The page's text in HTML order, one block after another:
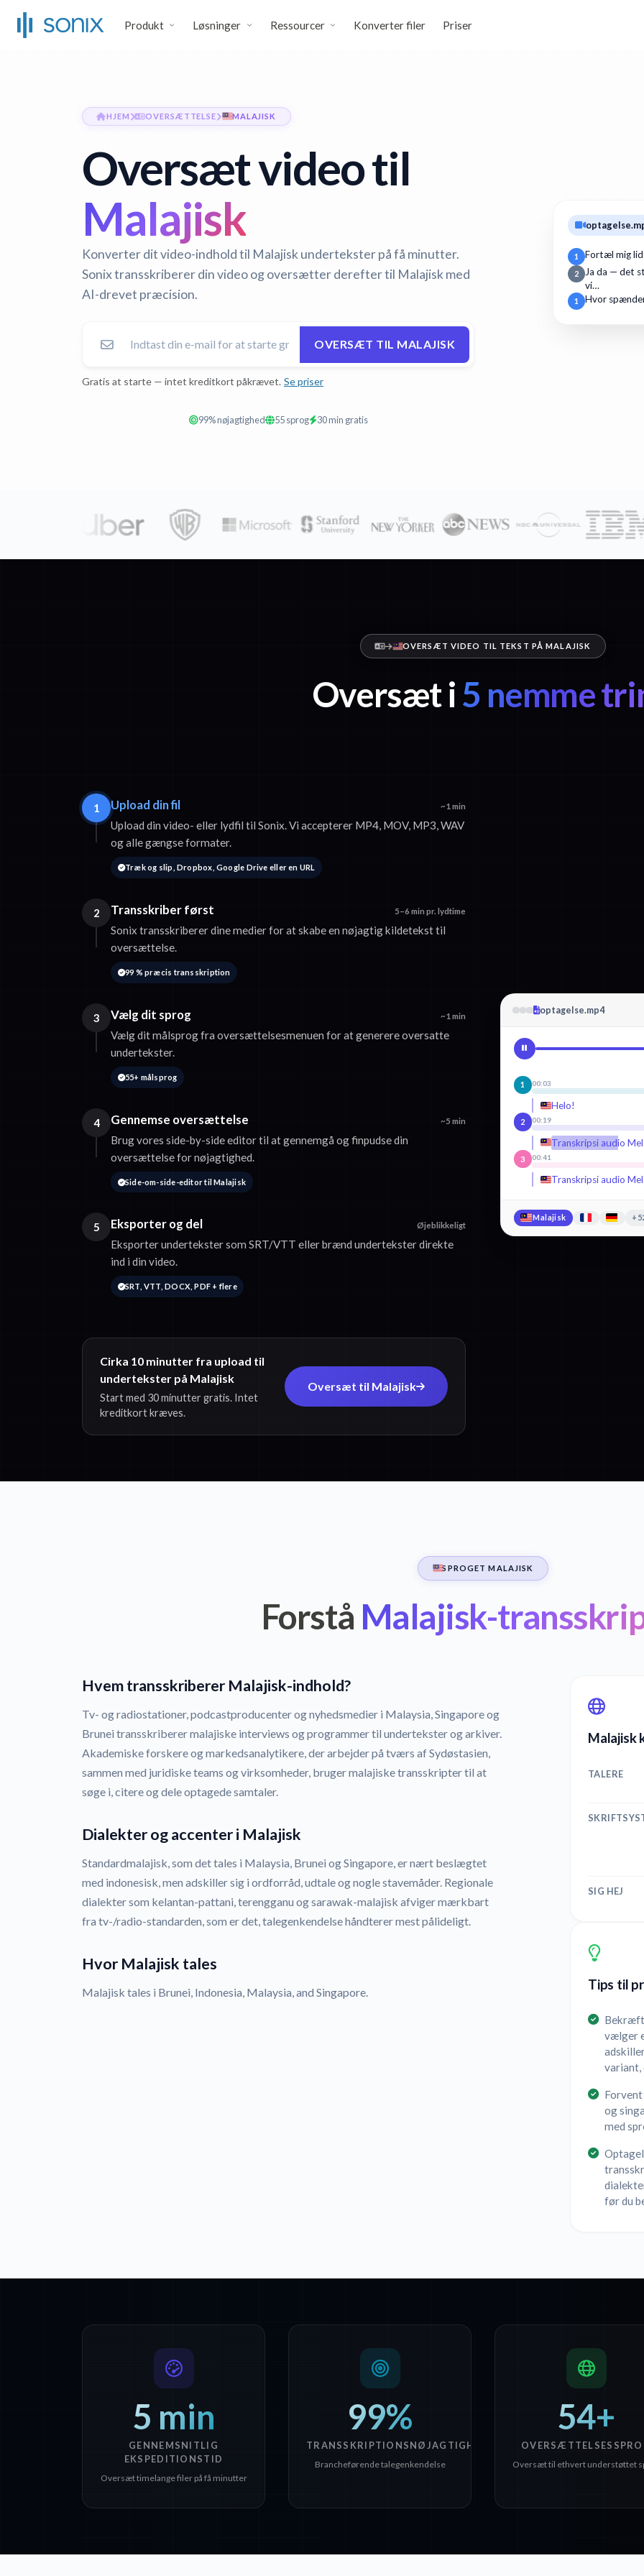
Produkt Løsninger Ressourcer Konverter filer Priser
HJEM OVERSÆTTELSE MALAJISK
Oversæt video til
Malajisk
Konverter dit video-indhold til Malajisk undertekster på få minutter.
Sonix transskriberer din video og oversætter derefter til Malajisk med
AI-drevet præcision.
OVERSÆT TIL MALAJISK
Gratis at starte — intet kreditkort påkrævet. Se priser
99% nøjagtighed 55 sprog 30 min gratis
1 Fortæl mig
2
Ja da — det
vi…
1 Hvor
OVERSÆT VIDEO TIL TEKST PÅ MALAJISK
Oversæt i5 nemme
1 Upload din fil ~1 min
Upload din video- eller lydfil til Sonix. Vi accepterer MP4, MOV, MP3, WAV
og alle gængse formater.
Træk og slip, Dropbox, Google Drive eller en URL
2 Transskriber først 5–6 min pr. lydtime
Sonix transskriberer dine medier for at skabe en nøjagtig kildetekst til
oversættelse.
99 % præcis transskription
3 Vælg dit sprog ~1 min
Vælg dit målsprog fra oversættelsesmenuen for at generere oversatte
undertekster.
55+ målsprog
4 Gennemse oversættelse ~5 min
Brug vores side-by-side editor til at gennemgå og finpudse din
oversættelse for nøjagtighed.
Side-om-side-editor til Malajisk
5 Eksporter og del Øjeblikkeligt
Eksporter undertekster som SRT/VTT eller brænd undertekster direkte
ind i din video.
SRT, VTT, DOCX, PDF + flere
Cirka 10 minutter fra upload til
undertekster på Malajisk
Start med 30 minutter gratis. Intet
kreditkort kræves.
Oversæt til Malajisk
optagelse.mp4
1 00:03
Helo!
2 00:19
Transkripsi audio
3 00:41
Transkripsi audio
Malajisk
SPROGET MALAJISK
Forstå Malajisk-
Hvem transskriberer Malajisk-indhold?
Tv- og radiostationer, podcastproducenter og nyhedsmedier i Malaysia, Singapore og
Brunei transskriberer malajiske interviews og programmer til undertekster og arkiver.
Akademiske forskere og markedsanalytikere, der arbejder på tværs af Sydøstasien,
sammen med juridiske teams og virksomheder, bruger malajiske transskripter til at
søge i, citere og dele optagede samtaler.
Dialekter og accenter i Malajisk
Standardmalajisk, som det tales i Malaysia, Brunei og Singapore, er nært beslægtet
med indonesisk, men adskiller sig i ordforråd, udtale og nogle stavemåder. Regionale
dialekter som kelantan-pattani, terengganu og sarawak-malajisk afviger mærkbart
fra tv-/radio-standarden, som er det, talegenkendelse håndterer mest pålideligt.
Hvor Malajisk tales
Malajisk tales i Brunei, Indonesia, Malaysia, and Singapore.
Malajisk
TALERE
SIG HEJ
Tips til
vælger
variant,
og
med
før du
5 min
GENNEMSNITLIG
EKSPEDITIONSTID
Oversæt timelange filer på få minutter
99%
TRANSSKRIPTIONSNØJAGTIGHED
Brancheførende talegenkendelse
54+
Oversæt til ethvert understøttet